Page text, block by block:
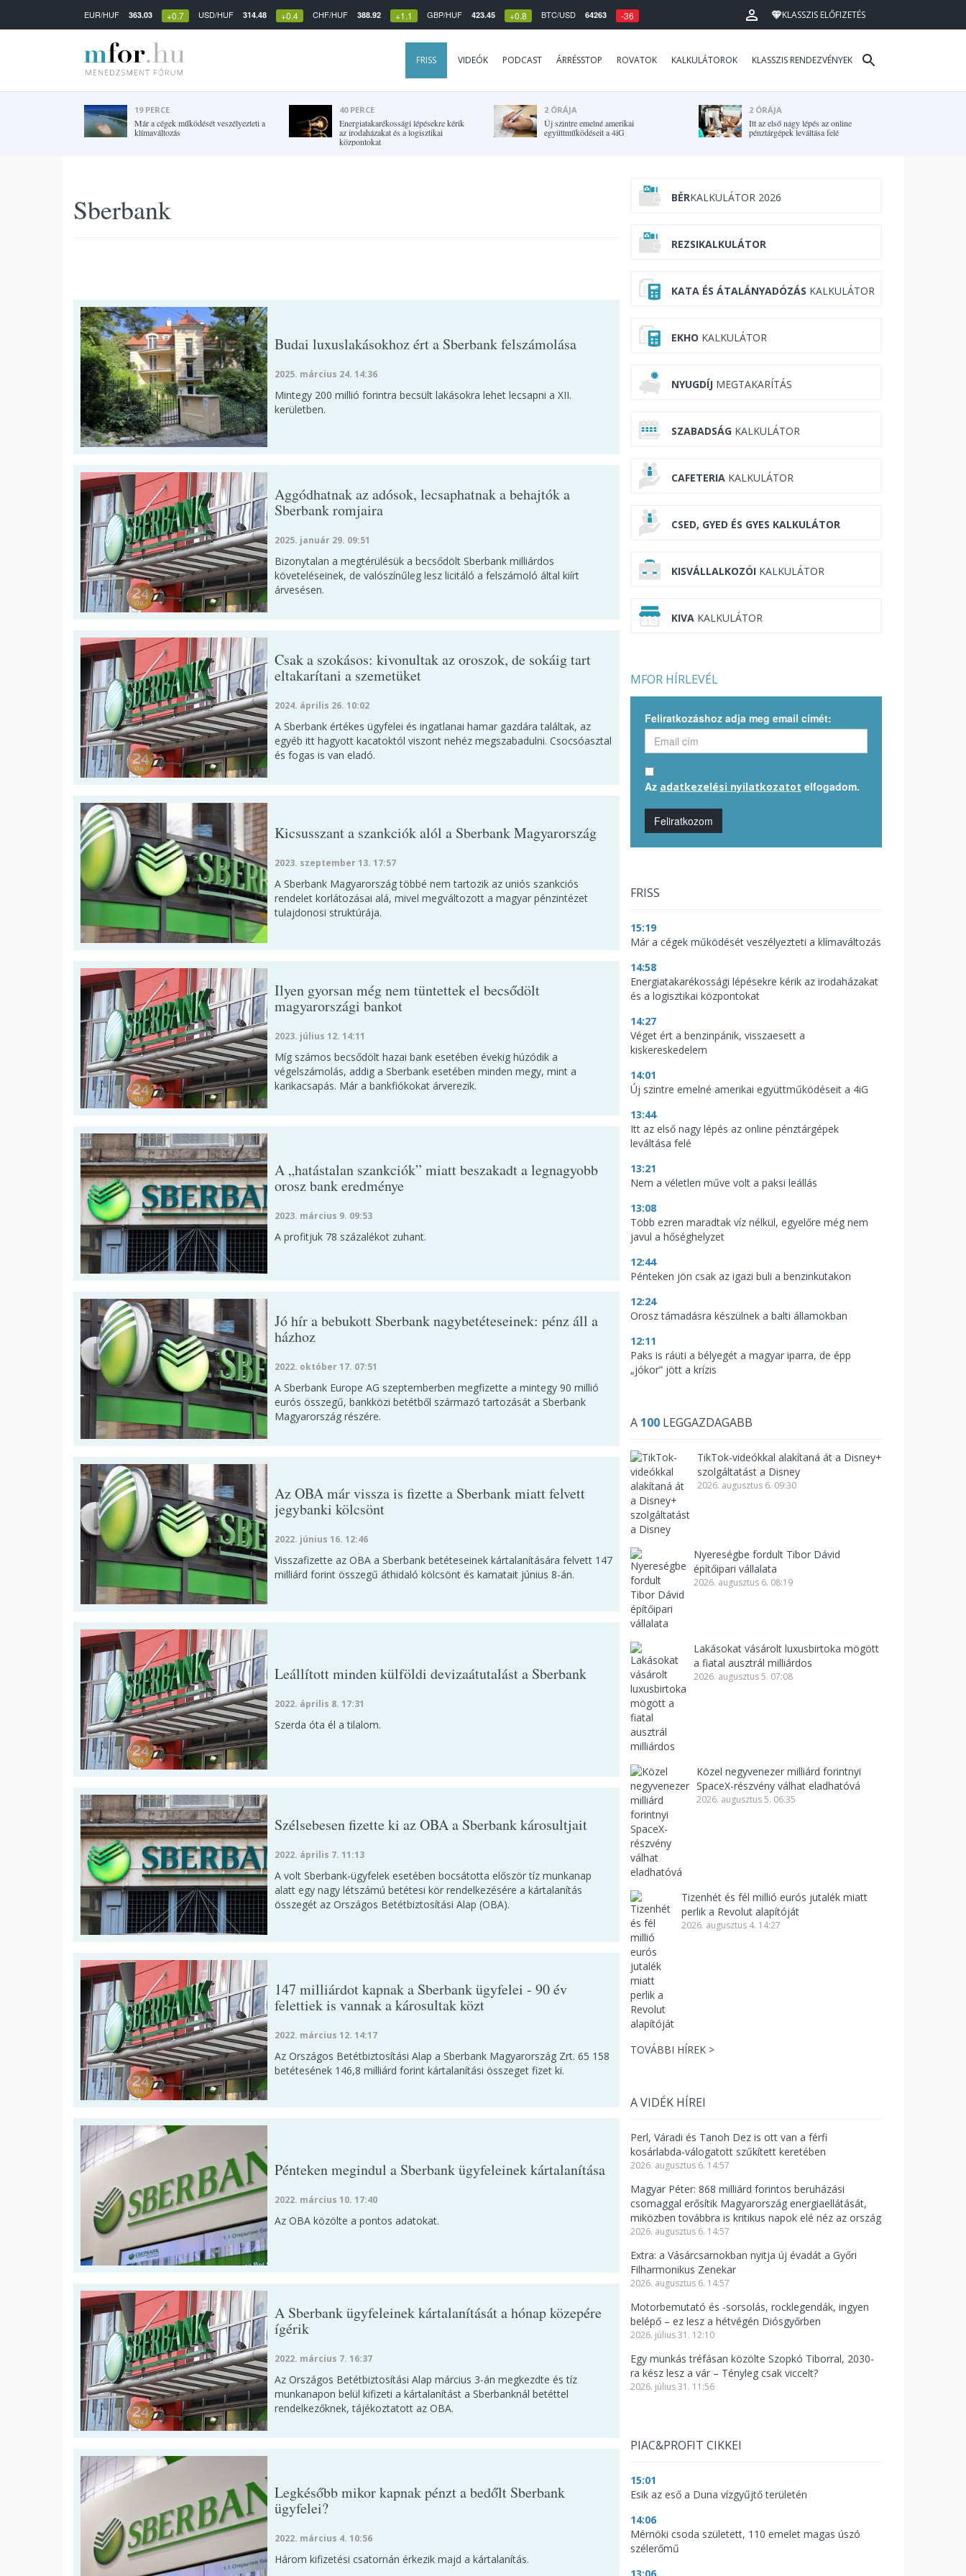
EUR/HUF 363.03 +0.7 USD/HUF 314.48 +0.4 CHF/HUF 388.92 +1.1 GBP/HUF 423.45 +0.8 BTC/USD 64263 -36 KLASSZIS ELŐFIZETÉS
FRISS VIDEÓK PODCAST ÁRRÉSSTOP ROVATOK KALKULÁTOROK KLASSZIS RENDEZVÉNYEK
19 PERCE
Már a cégek működését veszélyezteti a
klímaváltozás
40 PERCE
Energiatakarékossági lépésekre kérik
az irodaházakat és a logisztikai
központokat
2 ÓRÁJA
Új szintre emelné amerikai
együttműködéseit a 4iG
2 ÓRÁJA
Itt az első nagy lépés az online
pénztárgépek leváltása felé
Sberbank
Budai luxuslakásokhoz ért a Sberbank felszámolása
2025. március 24. 14:36
Mintegy 200 millió forintra becsült lakásokra lehet lecsapni a XII.
kerületben.
Aggódhatnak az adósok, lecsaphatnak a behajtók a
Sberbank romjaira
2025. január 29. 09:51
Bizonytalan a megtérülésük a becsődölt Sberbank milliárdos
követeléseinek, de valószínűleg lesz licitáló a felszámoló által kiírt
árvesésen.
Csak a szokásos: kivonultak az oroszok, de sokáig tart
eltakarítani a szemetüket
2024. április 26. 10:02
A Sberbank értékes ügyfelei és ingatlanai hamar gazdára találtak, az
egyéb itt hagyott kacatoktól viszont nehéz megszabadulni. Csocsóasztal
és fogas is van eladó.
Kicsusszant a szankciók alól a Sberbank Magyarország
2023. szeptember 13. 17:57
A Sberbank Magyarország többé nem tartozik az uniós szankciós
rendelet korlátozásai alá, mivel megváltozott a magyar pénzintézet
tulajdonosi struktúrája.
Ilyen gyorsan még nem tüntettek el becsődölt
magyarországi bankot
2023. július 12. 14:11
Míg számos becsődölt hazai bank esetében évekig húzódik a
végelszámolás, addig a Sberbank esetében minden megy, mint a
karikacsapás. Már a bankfiókokat árverezik.
A „hatástalan szankciók” miatt beszakadt a legnagyobb
orosz bank eredménye
2023. március 9. 09:53
A profitjuk 78 százalékot zuhant.
Jó hír a bebukott Sberbank nagybetéteseinek: pénz áll a
házhoz
2022. október 17. 07:51
A Sberbank Europe AG szeptemberben megfizette a mintegy 90 millió
eurós összegű, bankközi betétből származó tartozását a Sberbank
Magyarország részére.
Az OBA már vissza is fizette a Sberbank miatt felvett
jegybanki kölcsönt
2022. június 16. 12:46
Visszafizette az OBA a Sberbank betéteseinek kártalanítására felvett 147
milliárd forint összegű áthidaló kölcsönt és kamatait június 8-án.
Leállított minden külföldi devizaátutalást a Sberbank
2022. április 8. 17:31
Szerda óta él a tilalom.
Szélsebesen fizette ki az OBA a Sberbank károsultjait
2022. április 7. 11:13
A volt Sberbank-ügyfelek esetében bocsátotta először tíz munkanap
alatt egy nagy létszámú betétesi kör rendelkezésére a kártalanítás
összegét az Országos Betétbiztosítási Alap (OBA).
147 milliárdot kapnak a Sberbank ügyfelei - 90 év
felettiek is vannak a károsultak közt
2022. március 12. 14:17
Az Országos Betétbiztosítási Alap a Sberbank Magyarország Zrt. 65 158
betétesének 146,8 milliárd forint kártalanítási összeget fizet ki.
Pénteken megindul a Sberbank ügyfeleinek kártalanítása
2022. március 10. 17:40
Az OBA közölte a pontos adatokat.
A Sberbank ügyfeleinek kártalanítását a hónap közepére
ígérik
2022. március 7. 16:37
Az Országos Betétbiztosítási Alap március 3-án megkezdte és tíz
munkanapon belül kifizeti a kártalanítást a Sberbanknál betéttel
rendelkezőknek, tájékoztatott az OBA.
Legkésőbb mikor kapnak pénzt a bedőlt Sberbank
ügyfelei?
2022. március 4. 10:56
Három kifizetési csatornán érkezik majd a kártalanítás.
BÉRKALKULÁTOR 2026
REZSIKALKULÁTOR
KATA ÉS ÁTALÁNYADÓZÁS KALKULÁTOR
EKHO KALKULÁTOR
NYUGDÍJ MEGTAKARÍTÁS
SZABADSÁG KALKULÁTOR
CAFETERIA KALKULÁTOR
CSED, GYED ÉS GYES KALKULÁTOR
KISVÁLLALKOZÓI KALKULÁTOR
KIVA KALKULÁTOR
MFOR HÍRLEVÉL
Feliratkozáshoz adja meg email címét:
Az adatkezelési nyilatkozatot elfogadom.
Feliratkozom
FRISS
15:19
Már a cégek működését veszélyezteti a klímaváltozás
14:58
Energiatakarékossági lépésekre kérik az irodaházakat
és a logisztikai központokat
14:27
Véget ért a benzinpánik, visszaesett a
kiskereskedelem
14:01
Új szintre emelné amerikai együttműködéseit a 4iG
13:44
Itt az első nagy lépés az online pénztárgépek
leváltása felé
13:21
Nem a véletlen műve volt a paksi leállás
13:08
Több ezren maradtak víz nélkül, egyelőre még nem
javul a hőséghelyzet
12:44
Pénteken jön csak az igazi buli a benzinkutakon
12:24
Orosz támadásra készülnek a balti államokban
12:11
Paks is ráüti a bélyegét a magyar iparra, de épp
„jókor” jött a krízis
A 100 LEGGAZDAGABB
TikTok-videókkal alakítaná át a Disney+
szolgáltatást a Disney
2026. augusztus 6. 09:30
Nyereségbe fordult Tibor Dávid
építőipari vállalata
2026. augusztus 6. 08:19
Lakásokat vásárolt luxusbirtoka mögött
a fiatal ausztrál milliárdos
2026. augusztus 5. 07:08
Közel negyvenezer milliárd forintnyi
SpaceX-részvény válhat eladhatóvá
2026. augusztus 5. 06:35
Tizenhét és fél millió eurós jutalék miatt
perlik a Revolut alapítóját
2026. augusztus 4. 14:27
TOVÁBBI HÍREK >
A VIDÉK HÍREI
Perl, Váradi és Tanoh Dez is ott van a férfi
kosárlabda-válogatott szűkített keretében
2026. augusztus 6. 14:57
Magyar Péter: 868 milliárd forintos beruházási
csomaggal erősítik Magyarország energiaellátását,
miközben továbbra is kritikus napok elé néz az ország
2026. augusztus 6. 14:57
Extra: a Vásárcsarnokban nyitja új évadát a Győri
Filharmonikus Zenekar
2026. augusztus 6. 14:57
Motorbemutató és -sorsolás, rocklegendák, ingyen
belépő – ez lesz a hétvégén Diósgyőrben
2026. július 31. 12:10
Egy munkás tréfásan közölte Szopkó Tiborral, 2030-
ra kész lesz a vár – Tényleg csak viccelt?
2026. július 31. 11:56
PIAC&PROFIT CIKKEI
15:01
Esik az eső a Duna vízgyűjtő területén
14:06
Mérnöki csoda született, 110 emelet magas úszó
szélerőmű